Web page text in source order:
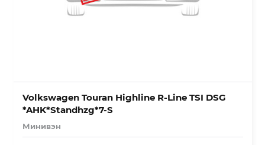
Volkswagen Touran Highline R-Line TSI DSG
*AHK*Standhzg*7-S
Минивэн